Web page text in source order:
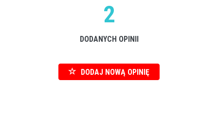
2
DODANYCH OPINII
DODAJ NOWĄ OPINIĘ